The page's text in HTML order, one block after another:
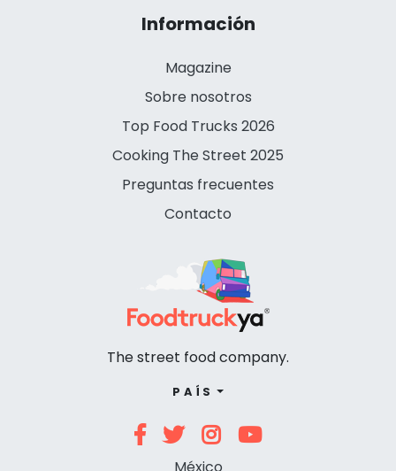
Información
Magazine
Sobre nosotros
Top Food Trucks 2026
Cooking The Street 2025
Preguntas frecuentes
Contacto
The street food company.
PAÍS
México